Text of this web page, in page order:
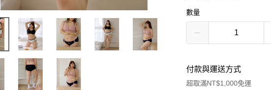
數量
付款與運送方式
超取滿NT$1,000免運